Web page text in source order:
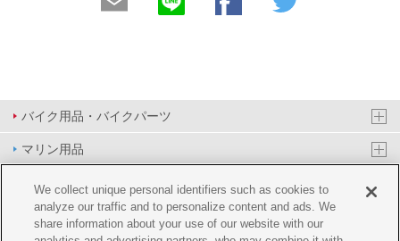
バイク用品・バイクパーツ
マリン用品
PAS/YPJ用品
その他用品
We collect unique personal identifiers such as cookies to
analyze our traffic and to personalize content and ads. We
share information about your use of our website with our